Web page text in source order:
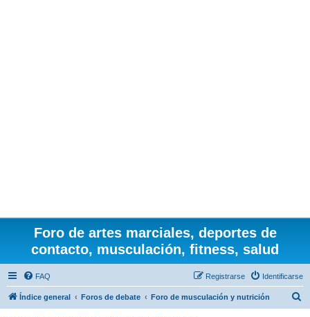
Foro de artes marciales, deportes de
contacto, musculación, fitness, salud
FAQ Identificarse
Registrarse
Índice general Foros de debate Foro de musculación y nutrición